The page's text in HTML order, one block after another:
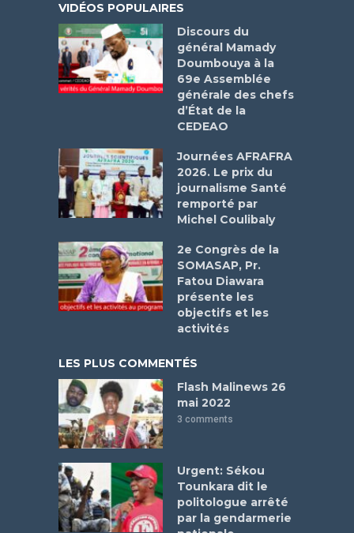
VIDÉOS POPULAIRES
Discours du
général Mamady
Doumbouya à la
69e Assemblée
générale des chefs
d’État de la
CEDEAO
Journées AFRAFRA
2026. Le prix du
journalisme Santé
remporté par
Michel Coulibaly
2e Congrès de la
SOMASAP, Pr.
Fatou Diawara
présente les
objectifs et les
activités
LES PLUS COMMENTÉS
Flash Malinews 26
mai 2022
3 comments
Urgent: Sékou
Tounkara dit le
politologue arrêté
par la gendarmerie